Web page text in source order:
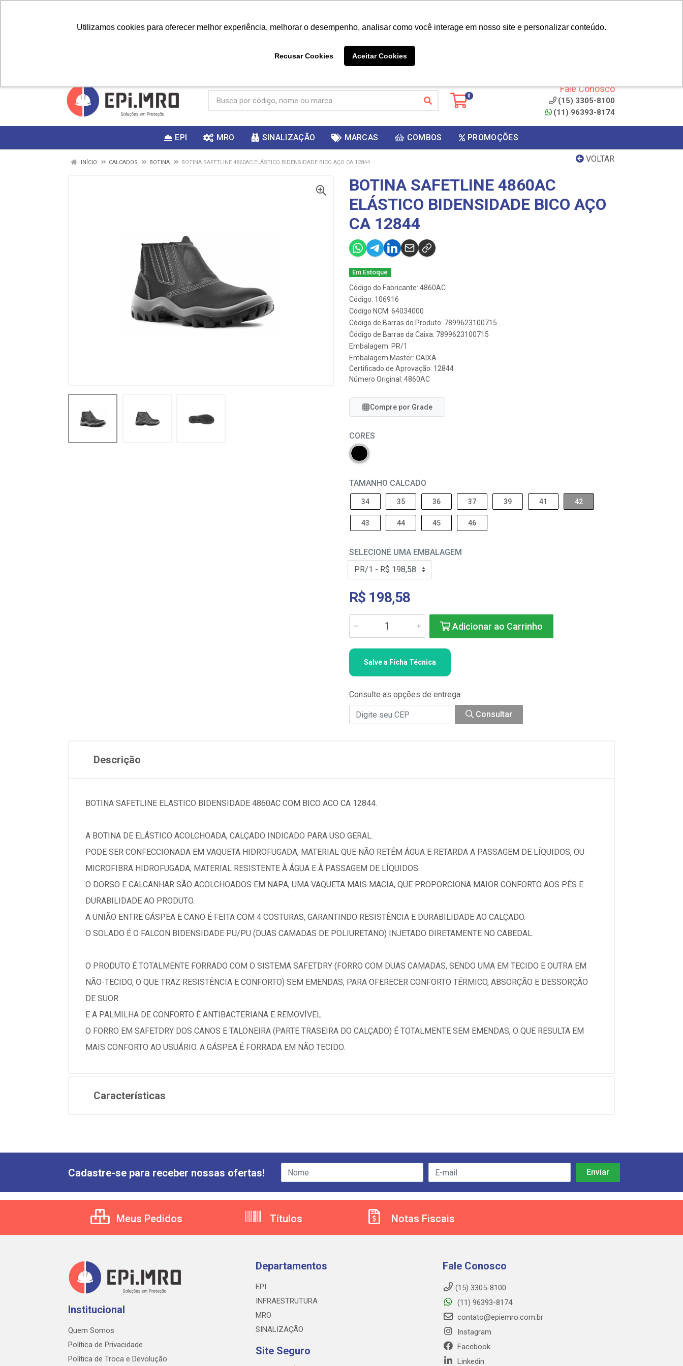
Utilizamos cookies para oferecer melhor experiência, melhorar o desempenho, analisar como você interage em nosso site e personalizar conteúdo.
Recusar Cookies Aceitar Cookies
ganhar
0
Fale Conosco
(15) 3305-8100
(11) 96393-8174
EPI MRO SINALIZAÇÃO MARCAS COMBOS PROMOÇÕES
VOLTAR
INÍCIO CALCADOS BOTINA BOTINA SAFETLINE 4860AC ELÁSTICO BIDENSIDADE BICO AÇO CA 12844
BOTINA SAFETLINE 4860AC
ELÁSTICO BIDENSIDADE BICO AÇO
CA 12844
Em Estoque
Código do Fabricante: 4860AC
Código: 106916
Código NCM: 64034000
Código de Barras do Produto: 7899623100715
Código de Barras da Caixa: 7899623100715
Embalagem: PR/1
Embalagem Master: CAIXA
Certificado de Aprovação: 12844
Número Original: 4860AC
Compre por Grade
CORES
TAMANHO CALCADO
34 35 36 37 39 41 42
43 44 45 46
SELECIONE UMA EMBALAGEM
R$ 198,58
Adicionar ao Carrinho
Salve a Ficha Técnica
Consulte as opções de entrega
Consultar
Descrição
BOTINA SAFETLINE ELASTICO BIDENSIDADE 4860AC COM BICO ACO CA 12844.
A BOTINA DE ELÁSTICO ACOLCHOADA, CALÇADO INDICADO PARA USO GERAL.
PODE SER CONFECCIONADA EM VAQUETA HIDROFUGADA, MATERIAL QUE NÃO RETÉM ÁGUA E RETARDA A PASSAGEM DE LÍQUIDOS, OU
MICROFIBRA HIDROFUGADA, MATERIAL RESISTENTE À ÁGUA E À PASSAGEM DE LÍQUIDOS.
O DORSO E CALCANHAR SÃO ACOLCHOADOS EM NAPA, UMA VAQUETA MAIS MACIA, QUE PROPORCIONA MAIOR CONFORTO AOS PÉS E
DURABILIDADE AO PRODUTO.
A UNIÃO ENTRE GÁSPEA E CANO É FEITA COM 4 COSTURAS, GARANTINDO RESISTÊNCIA E DURABILIDADE AO CALÇADO.
O SOLADO É O FALCON BIDENSIDADE PU/PU (DUAS CAMADAS DE POLIURETANO) INJETADO DIRETAMENTE NO CABEDAL.
O PRODUTO É TOTALMENTE FORRADO COM O SISTEMA SAFETDRY (FORRO COM DUAS CAMADAS, SENDO UMA EM TECIDO E OUTRA EM
NÃO-TECIDO, O QUE TRAZ RESISTÊNCIA E CONFORTO) SEM EMENDAS, PARA OFERECER CONFORTO TÉRMICO, ABSORÇÃO E DESSORÇÃO
DE SUOR.
E A PALMILHA DE CONFORTO É ANTIBACTERIANA E REMOVÍVEL.
O FORRO EM SAFETDRY DOS CANOS E TALONEIRA (PARTE TRASEIRA DO CALÇADO) É TOTALMENTE SEM EMENDAS, O QUE RESULTA EM
MAIS CONFORTO AO USUÁRIO. A GÁSPEA É FORRADA EM NÃO TECIDO.
Características
Cadastre-se para receber nossas ofertas!
Meus Pedidos Títulos Notas Fiscais
Institucional
Quem Somos
Política de Privacidade
Política de Troca e Devolução
Departamentos
EPI
INFRAESTRUTURA
MRO
SINALIZAÇÃO
Site Seguro
Fale Conosco
(15) 3305-8100
(11) 96393-8174
contato@epiemro.com.br
Instagram
Facebook
Linkedin